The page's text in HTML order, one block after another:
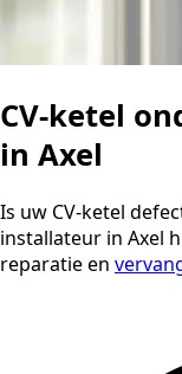
CV-ketel
in Axel
Is uw CV-ketel
installateur in Axel
reparatie en